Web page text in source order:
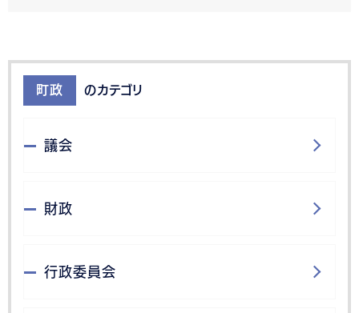
町政 のカテゴリ
議会
財政
行政委員会